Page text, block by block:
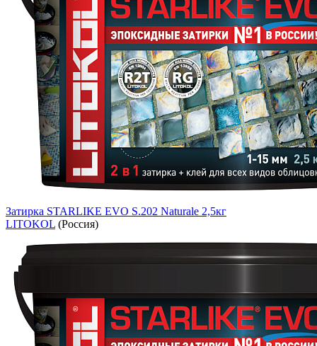
Затирка STARLIKE EVO S.202 Naturale 2,5кг
LITOKOL (Россия)